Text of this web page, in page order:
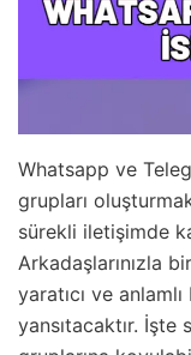
Whatsapp ve
grupları
sürekli iletişimde
Arkadaşlarınızla
yaratıcı ve
yansıtacaktır.